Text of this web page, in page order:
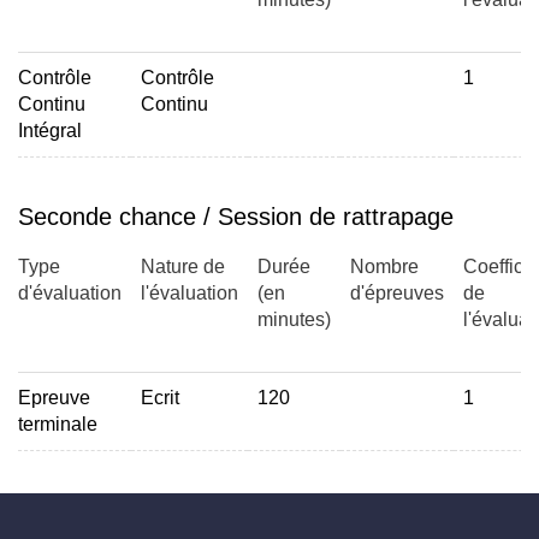
Contrôle
Continu
Intégral
Contrôle
Continu
1
Seconde chance / Session de rattrapage
Type
d'évaluation
Nature de
l'évaluation
Durée
(en
minutes)
Nombre
d'épreuves
de
Epreuve
terminale
Ecrit 120 1